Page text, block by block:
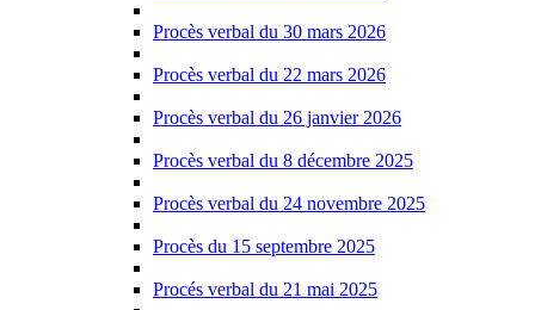
Procès verbal du 30 mars 2026
Procès verbal du 22 mars 2026
Procès verbal du 26 janvier 2026
Procès verbal du 8 décembre 2025
Procès verbal du 24 novembre 2025
Procès du 15 septembre 2025
Procés verbal du 21 mai 2025